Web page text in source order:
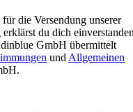
die Versendung unserer
du dich
GmbH übermittelt
undAllgemeinen